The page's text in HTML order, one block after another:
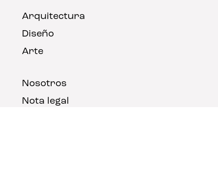
Arquitectura
Diseño
Arte
Nosotros
Nota legal